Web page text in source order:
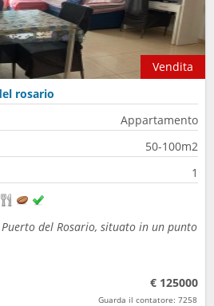
Vendita
rosario
Appartamento
50-100m2
1
del Rosario, situato in un punto
€ 125000
Guarda il contatore: 7258